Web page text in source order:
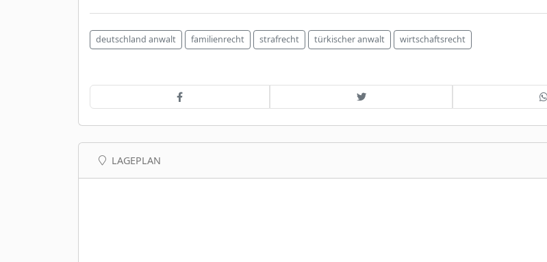
deutschland anwalt familienrecht strafrecht türkischer anwalt wirtschaftsrecht
LAGEPLAN